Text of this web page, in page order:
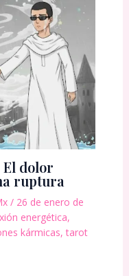
dolor
ruptura
/ 26 de enero de
energética,
kármicas,tarot